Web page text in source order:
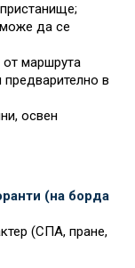
да се
от маршрута
в
освен
(на борда
(СПА, пране,